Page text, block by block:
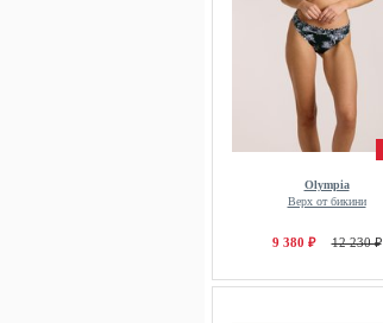
Olympia
Верх от бикини
9 380 ₽ 12 230 ₽